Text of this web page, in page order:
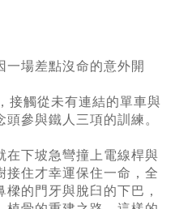
一場差點沒命的意外開
接觸從未有連結的單車與
參與鐵人三項的訓練。
在下坡急彎撞上電線桿與
接住才幸運保住一命，全
的門牙與脫臼的下巴，